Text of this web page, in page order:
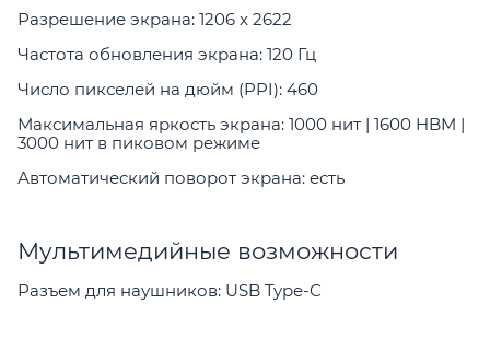
Разрешение экрана: 1206 x 2622
Частота обновления экрана: 120 Гц
Число пикселей на дюйм (PPI): 460
Максимальная яркость экрана: 1000 нит | 1600 HBM |
3000 нит в пиковом режиме
Автоматический поворот экрана: есть
Мультимедийные возможности
Разъем для наушников: USB Type-C